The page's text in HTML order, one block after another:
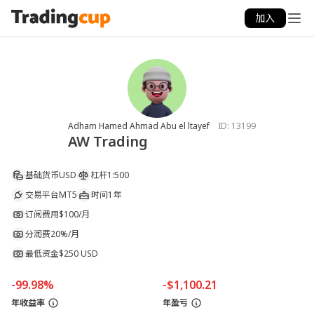
加入
Adham Hamed Ahmad Abu el ltayef ID: 13199
AW Trading
基础货币USD 杠杆1:500
交易平台MT5 时间1年
订阅费用$100/月
分润费20%/月
最低资金$250 USD
-99.98%
年收益率
-$1,100.21
年盈亏